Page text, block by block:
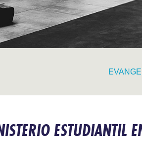
ESTUDIANTIL